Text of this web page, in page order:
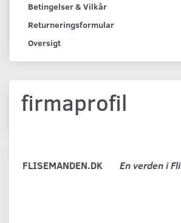
Betingelser & Vilkår
Returneringsformular
Oversigt
firmaprofil
FLISEMANDEN.DK En verden i